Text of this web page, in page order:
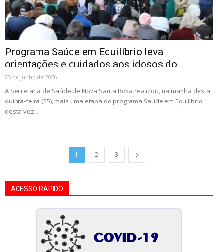
Programa Saúde em Equilíbrio leva
orientações e cuidados aos idosos do...
25 de junho de 2026
A Secretaria de Saúde de Nova Santa Rosa realizou, na manhã desta
quinta-feira (25), mais uma etapa do programa Saúde em Equilíbrio,
desta vez...
1 2 3
ACESSO RÁPIDO